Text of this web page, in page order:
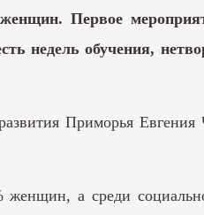
Первое
недель обучения,
Приморья
а среди